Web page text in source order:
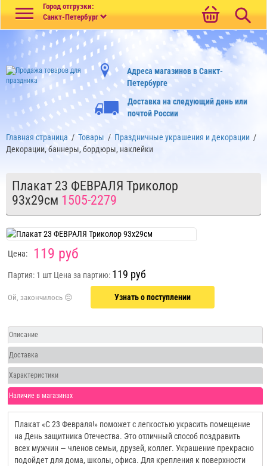
Город отгрузки:
Санкт-Петербург
Адреса магазинов в Санкт-
Петербурге
Доставка на следующий день или
почтой России
Главная страница / Товары / Праздничные украшения и декорации /
Декорации, баннеры, бордюры, наклейки
Плакат 23 ФЕВРАЛЯ Триколор
93х29см 1505-2279
Цена: 119 руб
Партия: 1 шт Цена за партию: 119 руб
Узнать о поступлении
Описание
Доставка
Характеристики
Наличие в магазинах
Плакат «С 23 Февраля!» поможет с легкостью украсить помещение
на День защитника Отечества. Это отличный способ поздравить
всех мужчин — членов семьи, друзей, коллег. Украшение прекрасно
подойдет для дома, школы, офиса. Для крепления к поверхности